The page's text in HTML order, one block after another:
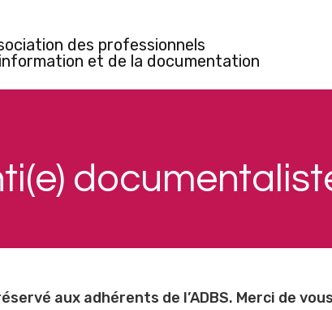
des professionnels
et de la documentation
aux adhérents de l’ADBS. Merci de